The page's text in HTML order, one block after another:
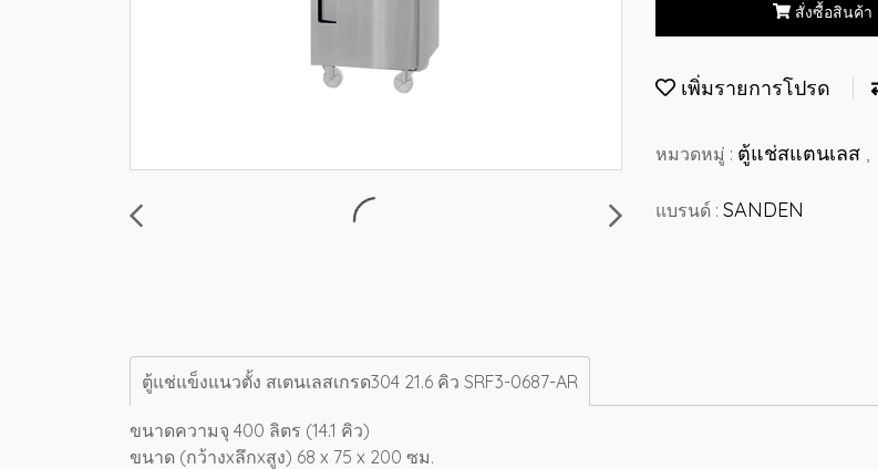
สั่งซื้อสินค้า
เพิ่มรายการโปรด
หมวดหมู่ : ตู้แช่สแตนเลส
แบรนด์ : SANDEN
ตู้แช่แข็งแนวตั้ง สเตนเลสเกรด304 21.6 คิว SRF3-0687-AR
ขนาดความจุ 400 ลิตร (14.1 คิว)
ขนาด (กว้างxลึกxสูง) 68 x 75 x 200 ซม.